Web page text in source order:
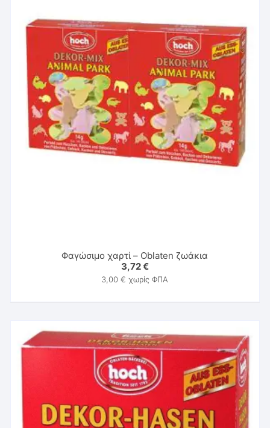
Φαγώσιμο χαρτί – Oblaten ζωάκια
3,72€
3,00€ χωρίς ΦΠΑ